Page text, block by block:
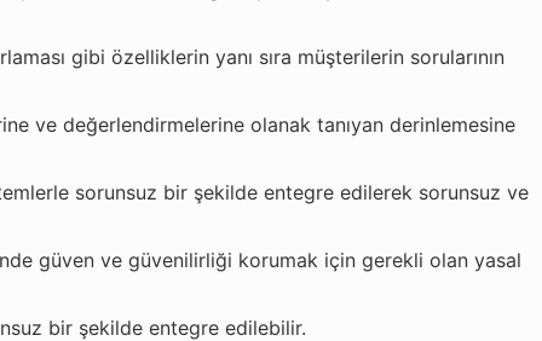
gibi özelliklerin yanı sıra müşterilerin sorularının
ve değerlendirmelerine olanak tanıyan derinlemesine
sorunsuz bir şekilde entegre edilerek sorunsuz ve
güven ve güvenilirliği korumak için gerekli olan yasal
bir şekilde entegre edilebilir.